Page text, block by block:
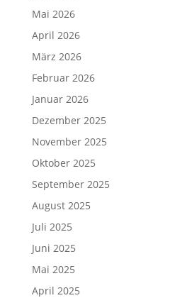
Mai 2026
April 2026
März 2026
Februar 2026
Januar 2026
Dezember 2025
November 2025
Oktober 2025
September 2025
August 2025
Juli 2025
Juni 2025
Mai 2025
April 2025